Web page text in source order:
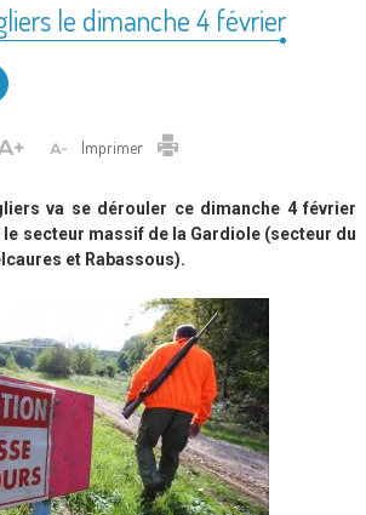
le dimanche 4 février
Imprimer
va se dérouler ce dimanche 4 février
le secteur massif de la Gardiole (secteur du
et Rabassous).